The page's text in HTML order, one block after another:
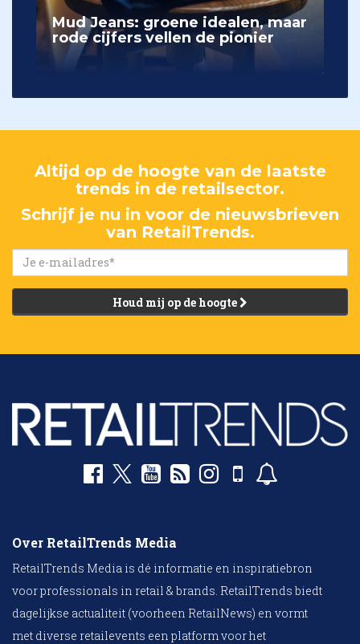
Mud Jeans: groene idealen, maar
rode cijfers vellen de pionier
Altijd op de hoogte van de laatste
trends in de retailsector.
Schrijf je nu in voor de nieuwsbrieven
van RetailTrends.
Houd mij op de hoogte
Over RetailTrends Media
RetailTrends Media is dé informatie en inspiratiebron
voor professionals in retail & brands. RetailTrends biedt
dagelijkse actualiteit (voorheen RetailNews) en vormt
met diverse retailevents een platform voor het